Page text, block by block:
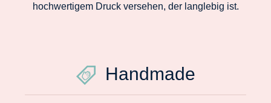
hochwertigem Druck versehen, der langlebig ist.
Handmade